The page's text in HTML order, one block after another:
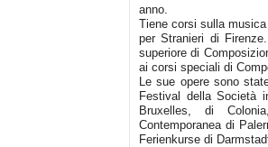
anno.
Tiene corsi sulla
per Stranieri di
superiore di
ai corsi speciali di
Le sue opere sono
Festival della Società
Bruxelles, di
Contemporanea di
Ferienkurse di